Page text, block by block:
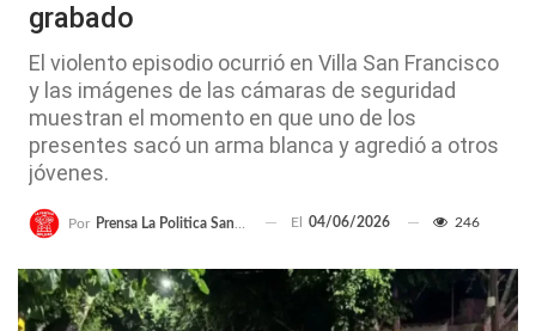
grabado
El violento episodio ocurrió en Villa San Francisco
y las imágenes de las cámaras de seguridad
muestran el momento en que uno de los
presentes sacó un arma blanca y agredió a otros
jóvenes.
Por Prensa La Politica San Juan El 04/06/2026 246